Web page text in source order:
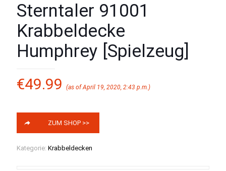
Sterntaler 91001
Krabbeldecke
Humphrey [Spielzeug]
€49.99 (as of April 19, 2020, 2:43 p.m.)
ZUM SHOP >>
Kategorie: Krabbeldecken